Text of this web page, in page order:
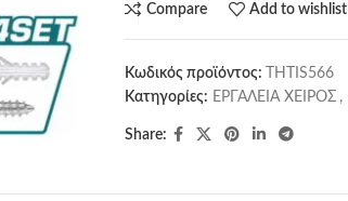
Compare Add to wishlist
Κωδικός προϊόντος:
THTIS566
Κατηγορίες: ΕΡΓΑΛΕΙΑ ΧΕΙΡΟΣ ,
Share: